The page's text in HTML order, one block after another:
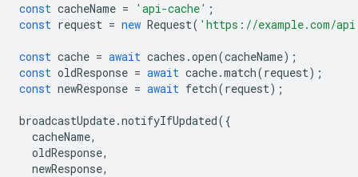
const cacheName = 'api-cache' ;
const request = new Request( 'https://example.com/
const cache = await caches .open(cacheName);
const oldResponse = await cache.match(request);
const newResponse = await fetch(request);
broadcastUpdate.notifyIfUpdated({
cacheName,
oldResponse,
newResponse,